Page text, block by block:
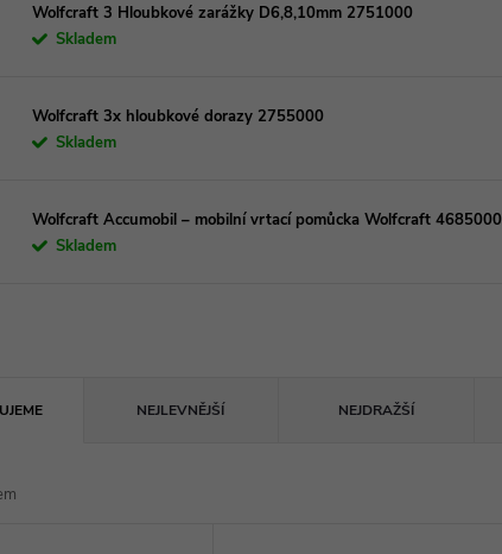
Wolfcraft 3 Hloubkové zarážky D6,8,10mm 2751000
Skladem
Wolfcraft 3x hloubkové dorazy 2755000
Skladem
Wolfcraft Accumobil – mobilní vrtací pomůcka Wolfcraft 4685000
Skladem
NEJLEVNĚJŠÍ NEJDRAŽŠÍ